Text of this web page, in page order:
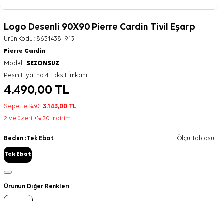
Logo Desenli 90X90 Pierre Cardin Tivil Eşarp
Ürün Kodu : 8631438_913
Pierre Cardin
Model : SEZONSUZ
Peşin Fiyatına 4 Taksit İmkanı
4.490,00 TL
Sepette %30 3.143,00 TL
2 ve üzeri +% 20 indirim
Beden :Tek Ebat Ölçü Tablosu
Tek Ebat
Ürünün Diğer Renkleri